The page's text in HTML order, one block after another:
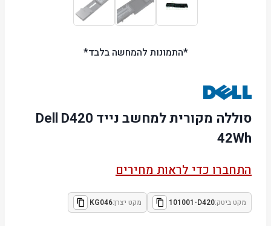
*התמונות להמחשה בלבד*
סוללה מקורית למחשב נייד Dell D420
42Wh
התחברו כדי לראות מחירים
מקט ביטק:101001-D420 מקט יצרן:KG046